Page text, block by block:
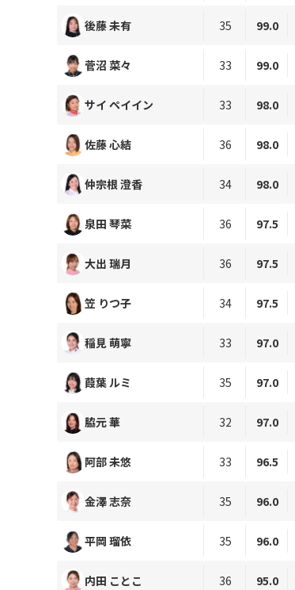
後藤 未有 35 99.0
菅沼 菜々 33 99.0
サイ ペイイン 33 98.0
佐藤 心結 36 98.0
仲宗根 澄香 34 98.0
泉田 琴菜 36 97.5
大出 瑞月 36 97.5
笠 りつ子 34 97.5
稲見 萌寧 33 97.0
葭葉 ルミ 35 97.0
脇元 華 32 97.0
阿部 未悠 33 96.5
金澤 志奈 35 96.0
平岡 瑠依 35 96.0
内田 ことこ 36 95.0